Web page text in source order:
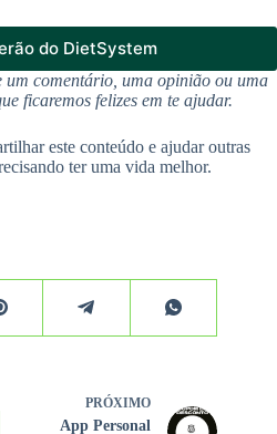
do DietSystem
um comentário, uma opinião ou uma
ficaremos felizes em te ajudar.
este conteúdo e ajudar outras
ter uma vida melhor.
PRÓXIMO
App Personal